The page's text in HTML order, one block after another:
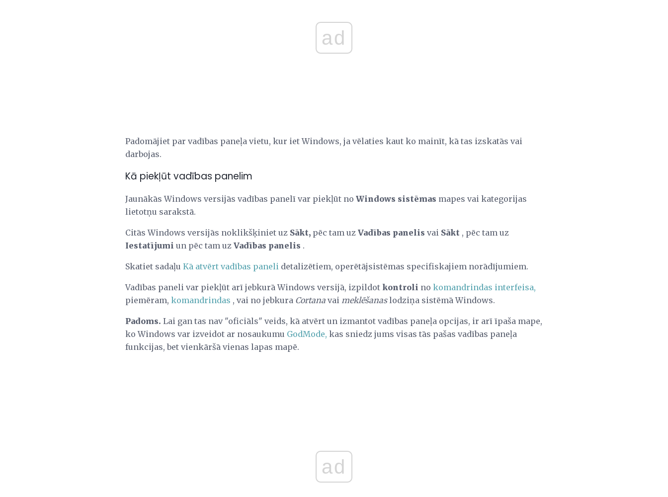
ad
Padomājiet par vadības paneļa vietu, kur iet Windows, ja vēlaties kaut ko mainīt, kā tas izskatās vai
darbojas.
Kā piekļūt vadības panelim
Jaunākās Windows versijās vadības panelī var piekļūt no Windows sistēmas mapes vai kategorijas
lietotņu sarakstā.
Citās Windows versijās noklikšķiniet uz Sākt, pēc tam uz Vadības panelis vai Sākt , pēc tam uz
Iestatījumi un pēc tam uz Vadības panelis .
Skatiet sadaļu Kā atvērt vadības paneli detalizētiem, operētājsistēmas specifiskajiem norādījumiem.
Vadības paneli var piekļūt arī jebkurā Windows versijā, izpildot kontroli no komandrindas interfeisa,
piemēram, komandrindas , vai no jebkura Cortana vai meklēšanaslodziņa sistēmā Windows.
Padoms. Lai gan tas nav "oficiāls" veids, kā atvērt un izmantot vadības paneļa opcijas, ir arī īpaša mape,
ko Windows var izveidot ar nosaukumu GodMode, kas sniedz jums visas tās pašas vadības paneļa
funkcijas, bet vienkāršā vienas lapas mapē.
ad